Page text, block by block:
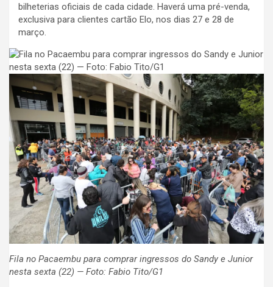
bilheterias oficiais de cada cidade. Haverá uma pré-venda,
exclusiva para clientes cartão Elo, nos dias 27 e 28 de
março.
Fila no Pacaembu para comprar ingressos do Sandy e Junior
nesta sexta (22) — Foto: Fabio Tito/G1